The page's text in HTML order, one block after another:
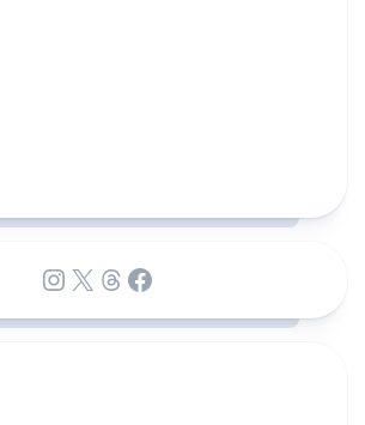
Instagram
X Threads
Facebook